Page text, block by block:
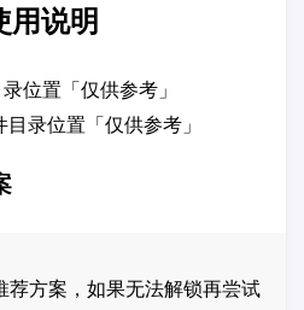
用说明
位置「仅供参考」
目录位置「仅供参考」
荐方案，如果无法解锁再尝试